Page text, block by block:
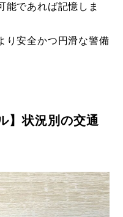
能であれば記憶しま
り安全かつ円滑な警備
】状況別の交通